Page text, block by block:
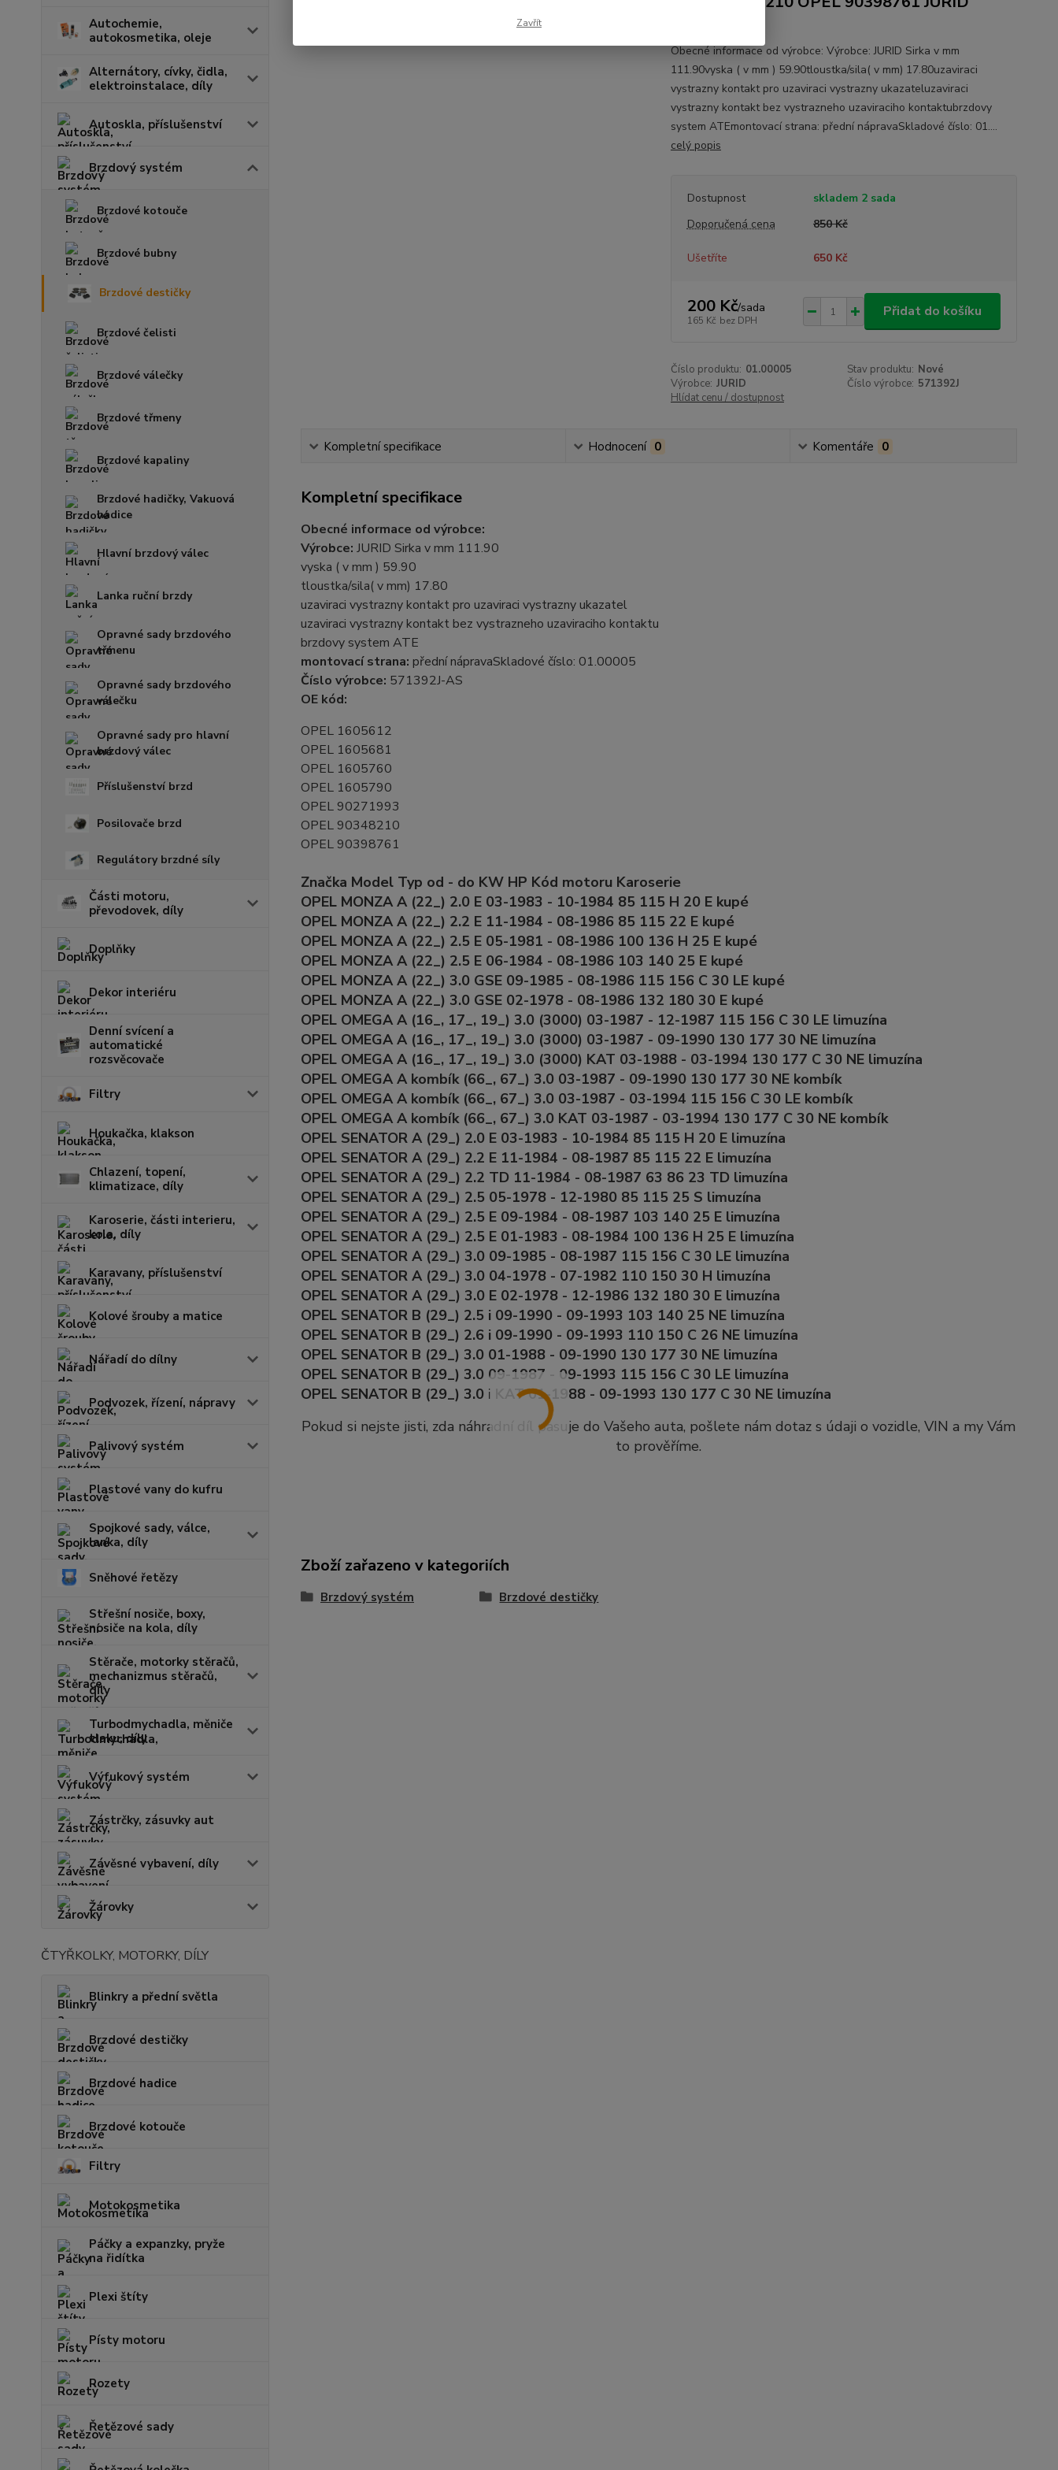
Autochemie,
autokosmetika, oleje
Alternátory, cívky, čidla,
elektroinstalace, díly
Autoskla, příslušenství
Brzdový systém
Brzdové kotouče
Brzdové bubny
Brzdové destičky
Brzdové čelisti
Brzdové válečky
Brzdové třmeny
Brzdové kapaliny
Brzdové hadičky, Vakuová
hadice
Hlavní brzdový válec
Lanka ruční brzdy
Opravné sady brzdového
třmenu
Opravné sady brzdového
válečku
Opravné sady pro hlavní
brzdový válec
Příslušenství brzd
Posilovače brzd
Regulátory brzdné síly
Části motoru,
převodovek, díly
Doplňky
Dekor interiéru
Denní svícení a
automatické
rozsvěcovače
Filtry
Houkačka, klakson
Chlazení, topení,
klimatizace, díly
Karoserie, části interieru,
kola, díly
Karavany, příslušenství
Kolové šrouby a matice
Nářadí do dílny
Podvozek, řízení, nápravy
Palivový systém
Plastové vany do kufru
Spojkové sady, válce,
lanka, díly
Sněhové řetězy
Střešní nosiče, boxy,
nosiče na kola, díly
Stěrače, motorky stěračů,
mechanizmus stěračů,
díly
Turbodmychadla, měniče
tlaku, díly
Výfukový systém
Zástrčky, zásuvky aut
Závěsné vybavení, díly
Žárovky
ČTYŘKOLKY, MOTORKY, DÍLY
Blinkry a přední světla
Brzdové destičky
Brzdové hadice
Brzdové kotouče
Filtry
Motokosmetika
Páčky a expanzky, pryže
na řidítka
Plexi štíty
Písty motoru
Rozety
Řetězové sady
Obecné informace od výrobce: Výrobce: JURID Sirka v mm
111.90vyska ( v mm ) 59.90tloustka/sila( v mm) 17.80uzaviraci
vystrazny kontakt pro uzaviraci vystrazny ukazateluzaviraci
vystrazny kontakt bez vystrazneho uzaviraciho kontaktubrzdovy
system ATEmontovací strana: přední nápravaSkladové číslo: 01....
celý popis
Dostupnost
skladem 2 sada
Doporučená cena
850 Kč
Ušetříte 650 Kč
200 Kč/sada
165 Kč bez DPH
Přidat do košíku
Číslo produktu: 01.00005 Stav produktu: Nové
Výrobce: JURID Číslo výrobce: 571392J
Hlídat cenu / dostupnost
Kompletní specifikace Hodnocení 0 Komentáře 0
Kompletní specifikace
Obecné informace od výrobce:
Výrobce: JURID Sirka v mm 111.90
vyska ( v mm ) 59.90
tloustka/sila( v mm) 17.80
uzaviraci vystrazny kontakt pro uzaviraci vystrazny ukazatel
uzaviraci vystrazny kontakt bez vystrazneho uzaviraciho kontaktu
brzdovy system ATE
montovací strana: přední nápravaSkladové číslo: 01.00005
Číslo výrobce: 571392J-AS
OE kód:
OPEL 1605612
OPEL 1605681
OPEL 1605760
OPEL 1605790
OPEL 90271993
OPEL 90348210
OPEL 90398761
Značka Model Typ od - do KW HP Kód motoru Karoserie
OPEL MONZA A (22_) 2.0 E 03-1983 - 10-1984 85 115 H 20 E kupé
OPEL MONZA A (22_) 2.2 E 11-1984 - 08-1986 85 115 22 E kupé
OPEL MONZA A (22_) 2.5 E 05-1981 - 08-1986 100 136 H 25 E kupé
OPEL MONZA A (22_) 2.5 E 06-1984 - 08-1986 103 140 25 E kupé
OPEL MONZA A (22_) 3.0 GSE 09-1985 - 08-1986 115 156 C 30 LE kupé
OPEL MONZA A (22_) 3.0 GSE 02-1978 - 08-1986 132 180 30 E kupé
OPEL OMEGA A (16_, 17_, 19_) 3.0 (3000) 03-1987 - 12-1987 115 156 C 30 LE limuzína
OPEL OMEGA A (16_, 17_, 19_) 3.0 (3000) 03-1987 - 09-1990 130 177 30 NE limuzína
OPEL OMEGA A (16_, 17_, 19_) 3.0 (3000) KAT 03-1988 - 03-1994 130 177 C 30 NE limuzína
OPEL OMEGA A kombík (66_, 67_) 3.0 03-1987 - 09-1990 130 177 30 NE kombík
OPEL OMEGA A kombík (66_, 67_) 3.0 03-1987 - 03-1994 115 156 C 30 LE kombík
OPEL OMEGA A kombík (66_, 67_) 3.0 KAT 03-1987 - 03-1994 130 177 C 30 NE kombík
OPEL SENATOR A (29_) 2.0 E 03-1983 - 10-1984 85 115 H 20 E limuzína
OPEL SENATOR A (29_) 2.2 E 11-1984 - 08-1987 85 115 22 E limuzína
OPEL SENATOR A (29_) 2.2 TD 11-1984 - 08-1987 63 86 23 TD limuzína
OPEL SENATOR A (29_) 2.5 05-1978 - 12-1980 85 115 25 S limuzína
OPEL SENATOR A (29_) 2.5 E 09-1984 - 08-1987 103 140 25 E limuzína
OPEL SENATOR A (29_) 2.5 E 01-1983 - 08-1984 100 136 H 25 E limuzína
OPEL SENATOR A (29_) 3.0 09-1985 - 08-1987 115 156 C 30 LE limuzína
OPEL SENATOR A (29_) 3.0 04-1978 - 07-1982 110 150 30 H limuzína
OPEL SENATOR A (29_) 3.0 E 02-1978 - 12-1986 132 180 30 E limuzína
OPEL SENATOR B (29_) 2.5 i 09-1990 - 09-1993 103 140 25 NE limuzína
OPEL SENATOR B (29_) 2.6 i 09-1990 - 09-1993 110 150 C 26 NE limuzína
OPEL SENATOR B (29_) 3.0 01-1988 - 09-1990 130 177 30 NE limuzína
OPEL SENATOR B (29_) 3.0 09-1987 - 09-1993 115 156 C 30 LE limuzína
OPEL SENATOR B (29_) 3.0 i KAT 01-1988 - 09-1993 130 177 C 30 NE limuzína
Pokud si nejste jisti, zda náhradní díl pasuje do Vašeho auta, pošlete nám dotaz s údaji o vozidle, VIN a my Vám
to prověříme.
Zboží zařazeno v kategoriích
Brzdový systém Brzdové destičky
Zavřít